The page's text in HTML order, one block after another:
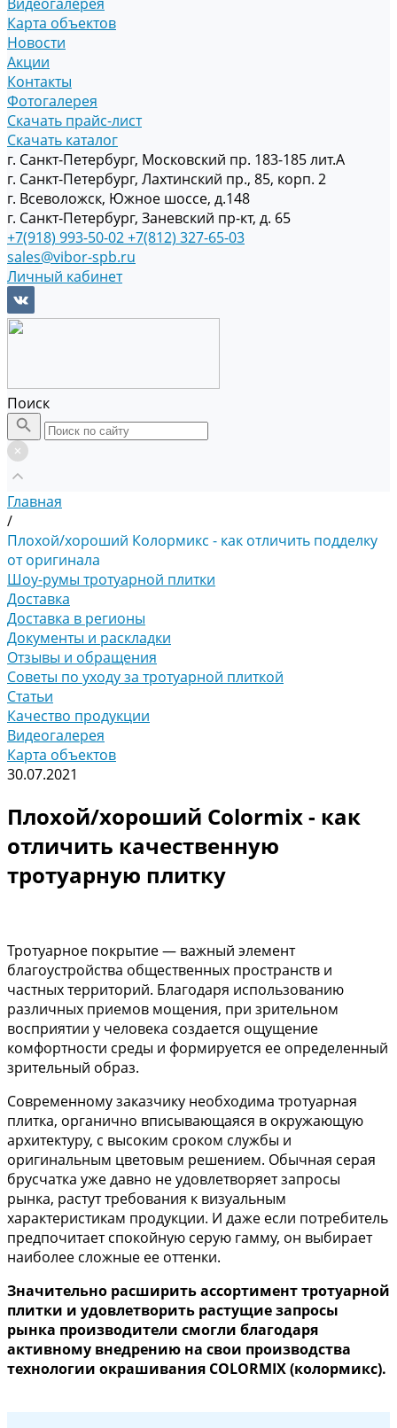
Карта объектов
Новости
Акции
Контакты
Фотогалерея
Скачать прайс-лист
Скачать каталог
г. Санкт-Петербург, Московский пр. 183-185 лит.А
г. Санкт-Петербург, Лахтинский пр., 85, корп. 2
г. Всеволожск, Южное шоссе, д.148
г. Санкт-Петербург, Заневский пр-кт, д. 65
+7(918) 993-50-02+7(812) 327-65-03
sales@vibor-spb.ru
Личный кабинет
Поиск
Главная
/
Плохой/хороший Колормикс - как отличить подделку
от оригинала
Шоу-румы тротуарной плитки
Доставка
Доставка в регионы
Документы и раскладки
Отзывы и обращения
Советы по уходу за тротуарной плиткой
Статьи
Качество продукции
Видеогалерея
Карта объектов
30.07.2021
Плохой/хороший Colormix - как
отличить качественную
тротуарную плитку
Тротуарное покрытие — важный элемент
благоустройства общественных пространств и
частных территорий. Благодаря использованию
различных приемов мощения, при зрительном
восприятии у человека создается ощущение
комфортности среды и формируется ее определенный
зрительный образ.
Современному заказчику необходима тротуарная
плитка, органично вписывающаяся в окружающую
архитектуру, c высоким сроком службы и
оригинальным цветовым решением. Обычная серая
брусчатка уже давно не удовлетворяет запросы
рынка, растут требования к визуальным
характеристикам продукции. И даже если потребитель
предпочитает спокойную серую гамму, он выбирает
наиболее сложные ее оттенки.
Значительно расширить ассортимент тротуарной
плитки и удовлетворить растущие запросы
рынка производители смогли благодаря
активному внедрению на свои производства
технологии окрашивания COLORMIX (колормикс).